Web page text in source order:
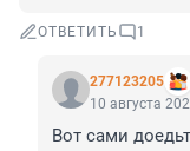
ОТВЕТИТЬ 1
277123205
10 августа
Вот сами